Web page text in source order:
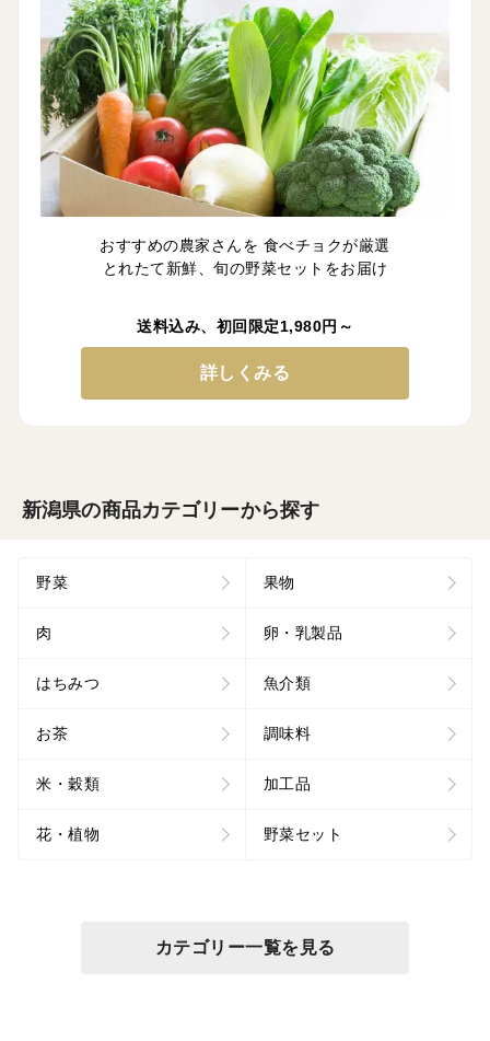
おすすめの農家さんを 食べチョクが厳選
とれたて新鮮、旬の野菜セットをお届け
送料込み、初回限定1,980円～
詳しくみる
新潟県の商品カテゴリーから探す
野菜 果物
肉 卵・乳製品
はちみつ 魚介類
お茶 調味料
米・穀類 加工品
花・植物 野菜セット
カテゴリー一覧を見る